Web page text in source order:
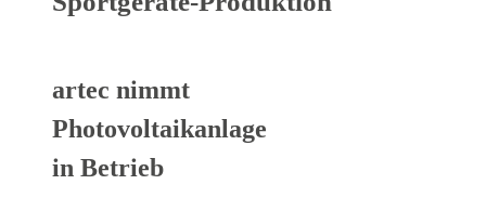
artec nimmt
Photovoltaikanlage
in Betrieb